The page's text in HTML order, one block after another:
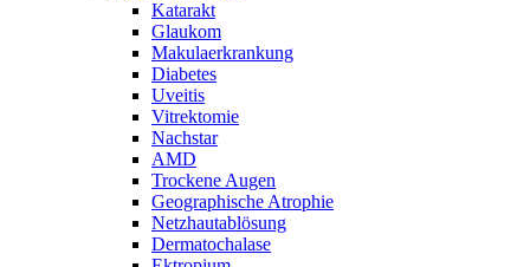
Katarakt
Glaukom
Makulaerkrankung
Diabetes
Uveitis
Vitrektomie
Nachstar
AMD
Trockene Augen
Geographische Atrophie
Netzhautablösung
Dermatochalase